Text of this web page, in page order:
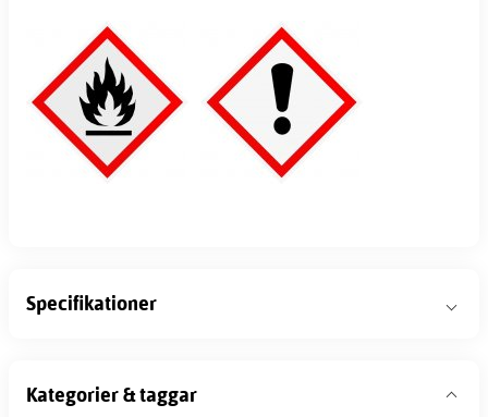
Specifikationer
Kategorier & taggar